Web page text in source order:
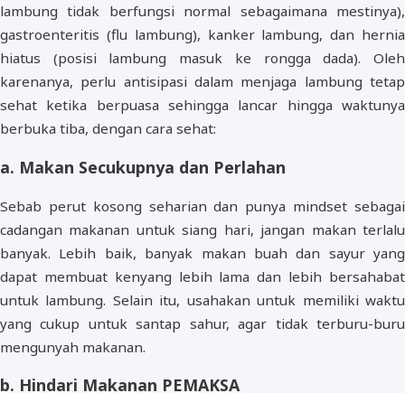
lambung tidak berfungsi normal sebagaimana mestinya),
gastroenteritis (flu lambung), kanker lambung, dan hernia
hiatus (posisi lambung masuk ke rongga dada). Oleh
karenanya, perlu antisipasi dalam menjaga lambung tetap
sehat ketika berpuasa sehingga lancar hingga waktunya
berbuka tiba, dengan cara sehat:
a. Makan Secukupnya dan Perlahan
Sebab perut kosong seharian dan punya mindset sebagai
cadangan makanan untuk siang hari, jangan makan terlalu
banyak. Lebih baik, banyak makan buah dan sayur yang
dapat membuat kenyang lebih lama dan lebih bersahabat
untuk lambung. Selain itu, usahakan untuk memiliki waktu
yang cukup untuk santap sahur, agar tidak terburu-buru
mengunyah makanan.
b. Hindari Makanan PEMAKSA